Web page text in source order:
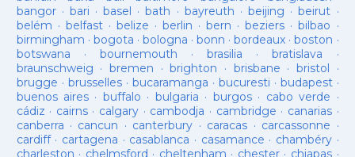
bangor· bari ·basel ·bath · bayreuth ·beijing ·beirut ·
belém · belfast· belize · berlin ·bern ·beziers ·bilbao ·
birmingham · bogota · bologna ·bonn ·bordeaux ·boston ·
botswana · bournemouth ·brasilia ·bratislava ·
braunschweig · bremen ·brighton · brisbane · bristol ·
brugge · brusselles· bucaramanga · bucuresti · budapest·
buenos aires· buffalo · bulgaria · burgos· cabo verde ·
cádiz · cairns· calgary · cambodja · cambridge · canarias·
canberra · cancun · canterbury · caracas · carcassonne ·
cardiff· cartagena · casablanca · casamance · chambéry·
charleston · chelmsford · cheltenham · chester· chiapas ·